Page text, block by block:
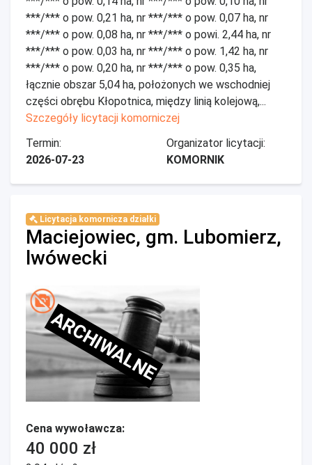
***/*** o pow. 0,21 ha, nr ***/*** o pow. 0,07 ha, nr
***/*** o pow. 0,08 ha, nr ***/*** o powi. 2,44 ha, nr
***/*** o pow. 0,03 ha, nr ***/*** o pow. 1,42 ha, nr
***/*** o pow. 0,20 ha, nr ***/*** o pow. 0,35 ha,
łącznie obszar 5,04 ha, położonych we wschodniej
części obrębu Kłopotnica, między linią kolejową,...
Szczegóły licytacji komorniczej
Termin:
2026-07-23
Organizator licytacji:
KOMORNIK
Licytacja komornicza działki
Maciejowiec, gm. Lubomierz,
lwówecki
ARCHIWALNE
Cena wywoławcza:
40 000 zł